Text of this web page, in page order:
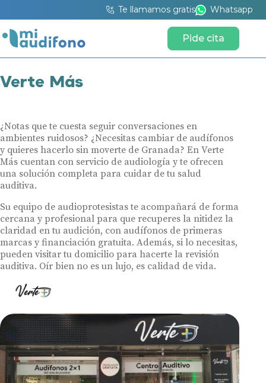
Te llamamos gratis Whatsapp
Pide cita
Verte Más
¿Notas que te cuesta seguir conversaciones en
ambientes ruidosos? ¿Necesitas cambiar de audífonos
y quieres hacerlo sin moverte de Granada? En Verte
Más cuentan con servicio de audiología y te ofrecen
una solución completa para cuidar de tu salud
auditiva.
Su equipo de audioprotesistas te acompañará de forma
cercana y profesional para que recuperes la nitidez la
claridad en tu audición, con audífonos de primeras
marcas y financiación gratuita. Además, si lo necesitas,
pueden visitar tu domicilio para hacerte la revisión
auditiva. Oír bien no es un lujo, es calidad de vida.